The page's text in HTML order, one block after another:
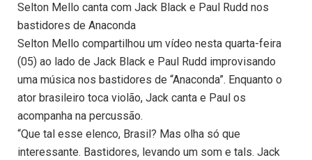
Selton Mello canta com Jack Black e Paul Rudd nos
bastidores de Anaconda
Selton Mello compartilhou um vídeo nesta quarta-feira
(05) ao lado de Jack Black e Paul Rudd improvisando
uma música nos bastidores de “Anaconda”. Enquanto o
ator brasileiro toca violão, Jack canta e Paul os
acompanha na percussão.
“Que tal esse elenco, Brasil? Mas olha só que
interessante. Bastidores, levando um som e tals. Jack